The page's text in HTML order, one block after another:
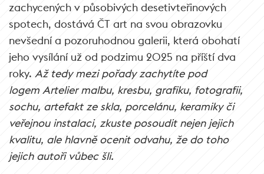
zachycených v působivých desetivteřinových
spotech, dostává ČT art na svou obrazovku
nevšední a pozoruhodnou galerii, která obohatí
jeho vysílání už od podzimu 2025 na příští dva
roky. Až tedy mezi pořady zachytíte pod
logem Artelier malbu, kresbu, grafiku, fotografii,
sochu, artefakt ze skla, porcelánu, keramiky či
veřejnou instalaci, zkuste posoudit nejen jejich
kvalitu, ale hlavně ocenit odvahu, že do toho
jejich autoři vůbec šli.